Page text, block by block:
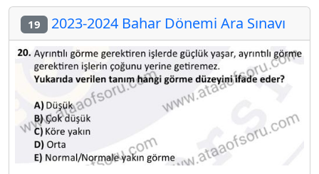
19 2023-2024 Bahar Dönemi Ara Sınavı